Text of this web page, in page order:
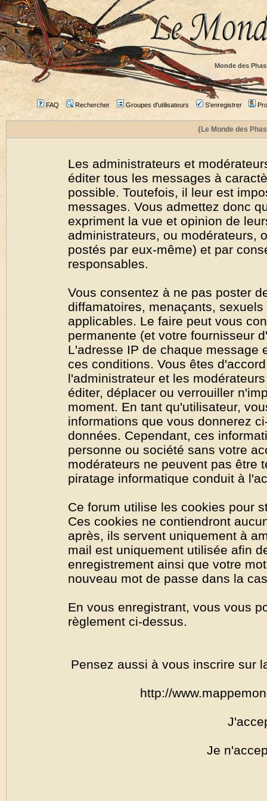
Monde des
FAQ Rechercher Groupes d'utilisateurs S'enregistrer
{Le Monde des
Les administrateurs et
éditer tous les messages à
possible. Toutefois, il leur est
messages. Vous admettez donc
expriment la vue et opinion de
administrateurs, ou modérateurs,
postés par eux-même) et par
responsables.
Vous consentez à ne pas poster
diffamatoires, menaçants,
applicables. Le faire peut vous
permanente (et votre fournisseur
L'adresse IP de chaque message
ces conditions. Vous êtes
l'administrateur et les
éditer, déplacer ou verrouiller
moment. En tant qu'utilisateur,
informations que vous donnerez
données. Cependant, ces
personne ou société sans votre
modérateurs ne peuvent pas être
piratage informatique conduit à
Ce forum utilise les cookies pour
Ces cookies ne contiendront
après, ils servent uniquement à
mail est uniquement utilisée afin
enregistrement ainsi que votre
nouveau mot de passe dans la
En vous enregistrant, vous vous
règlement ci-dessus.
Pensez aussi à vous inscrire sur
http://
Je